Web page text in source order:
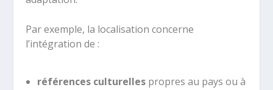
Par exemple, la localisation concerne
l’intégration de :
références culturellespropres au pays ou à